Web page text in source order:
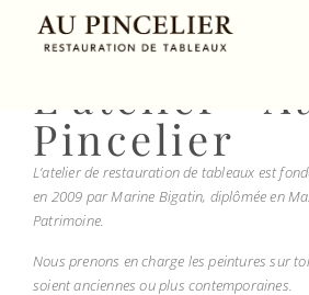
Au Pincelier
L'atelier
Pincelier
L’atelier de restauration de tableaux est
en 2009 par Marine Bigatin, diplômée en
Patrimoine.
Nous prenons en charge les peintures sur
soient anciennes ou plus contemporaines.